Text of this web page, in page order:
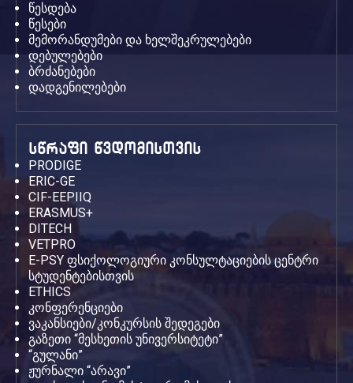
წესდება
წესები
მემორანდუმები და ხელშეკრულებები
დებულებები
ბრძანებები
დადგენილებები
სწრაფი წვდომისთვის
PRODIGE
ERIC-GE
CIF-EEPIIQ
ERASMUS+
DITECH
VETPRO
E-PSY ფსიქოლოგიური კონსულტაციების ცენტრი
სტუდენტებისთვის
ETHICS
კონფერენციები
ვაკანსიები/კონკურსის შედეგები
გაზეთი “მესხეთის უნივერსიტეტი”
“გულანი”
ჟურნალი “არავი”